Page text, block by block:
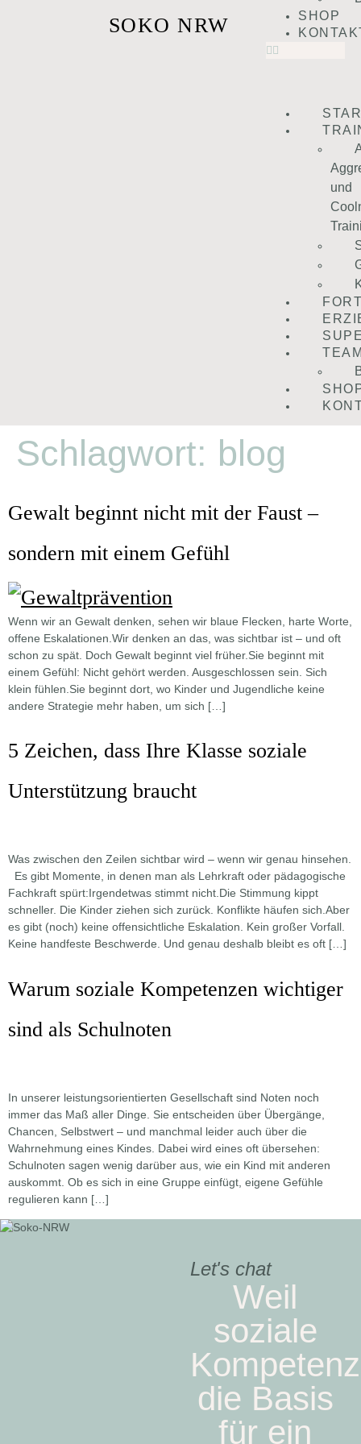
SOKO NRW
SHOP
und
Schlagwort: blog
Gewalt beginnt nicht mit der Faust –
sondern mit einem Gefühl
Wenn wir an Gewalt denken, sehen wir blaue Flecken, harte Worte,
offene Eskalationen.Wir denken an das, was sichtbar ist – und oft
schon zu spät. Doch Gewalt beginnt viel früher.Sie beginnt mit
einem Gefühl: Nicht gehört werden. Ausgeschlossen sein. Sich
klein fühlen.Sie beginnt dort, wo Kinder und Jugendliche keine
andere Strategie mehr haben, um sich […]
5 Zeichen, dass Ihre Klasse soziale
Unterstützung braucht
Was zwischen den Zeilen sichtbar wird – wenn wir genau hinsehen.
Es gibt Momente, in denen man als Lehrkraft oder pädagogische
Fachkraft spürt:Irgendetwas stimmt nicht.Die Stimmung kippt
schneller. Die Kinder ziehen sich zurück. Konflikte häufen sich.Aber
es gibt (noch) keine offensichtliche Eskalation. Kein großer Vorfall.
Keine handfeste Beschwerde. Und genau deshalb bleibt es oft […]
Warum soziale Kompetenzen wichtiger
sind als Schulnoten
In unserer leistungsorientierten Gesellschaft sind Noten noch
immer das Maß aller Dinge. Sie entscheiden über Übergänge,
Chancen, Selbstwert – und manchmal leider auch über die
Wahrnehmung eines Kindes. Dabei wird eines oft übersehen:
Schulnoten sagen wenig darüber aus, wie ein Kind mit anderen
auskommt. Ob es sich in eine Gruppe einfügt, eigene Gefühle
regulieren kann […]
Let's chat
Weil
soziale
die Basis
für ein